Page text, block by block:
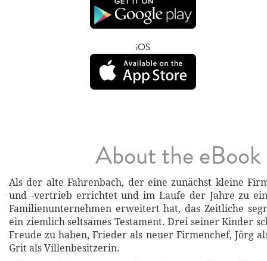
iOS
About the eBook
Als der alte Fahrenbach, der eine zunächst kleine
und -vertrieb errichtet und im Laufe der Jahre zu
Familienunternehmen erweitert hat, das Zeitliche
ein ziemlich seltsames Testament. Drei seiner Kinder
Freude zu haben, Frieder als neuer Firmenchef, Jörg
Grit als Villenbesitzerin.